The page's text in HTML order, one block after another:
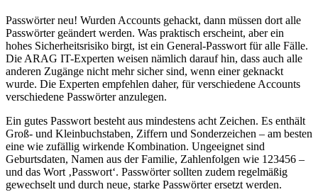
Passwörter neu! Wurden Accounts gehackt, dann müssen dort alle
Passwörter geändert werden. Was praktisch erscheint, aber ein
hohes Sicherheitsrisiko birgt, ist ein General-Passwort für alle Fälle.
Die ARAG IT-Experten weisen nämlich darauf hin, dass auch alle
anderen Zugänge nicht mehr sicher sind, wenn einer geknackt
wurde. Die Experten empfehlen daher, für verschiedene Accounts
verschiedene Passwörter anzulegen.
Ein gutes Passwort besteht aus mindestens acht Zeichen. Es enthält
Groß- und Kleinbuchstaben, Ziffern und Sonderzeichen – am besten
eine wie zufällig wirkende Kombination. Ungeeignet sind
Geburtsdaten, Namen aus der Familie, Zahlenfolgen wie 123456 –
und das Wort ‚Passwort‘. Passwörter sollten zudem regelmäßig
gewechselt und durch neue, starke Passwörter ersetzt werden.